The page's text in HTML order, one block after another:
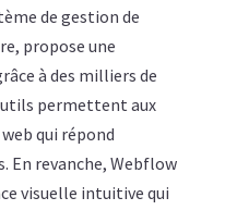
de gestion de
propose une
à des milliers de
permettent aux
qui répond
En revanche, Webflow
visuelle intuitive qui